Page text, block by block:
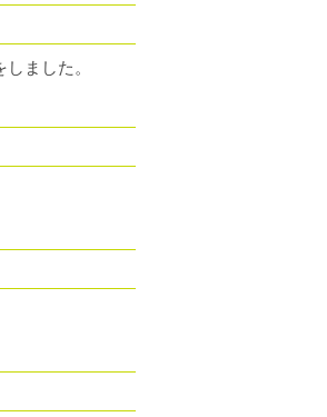
ました。